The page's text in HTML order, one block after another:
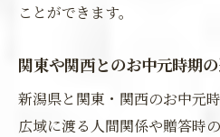
ことができます。
関東や関西とのお中元時期
新潟県と関東・関西のお中元
広域に渡る人間関係や贈答時